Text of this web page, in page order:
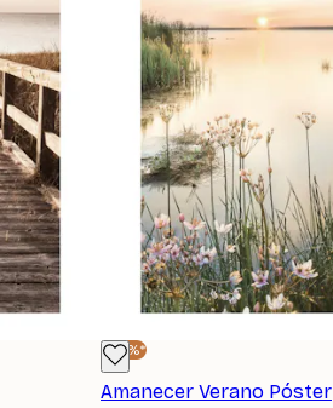
-30%*
Amanecer Verano Póster